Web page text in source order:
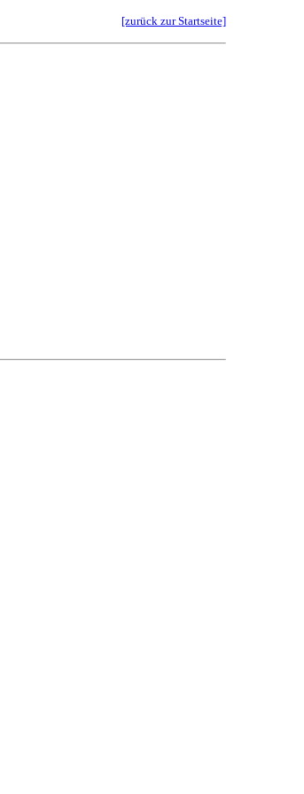
[zurück zur Startseite]